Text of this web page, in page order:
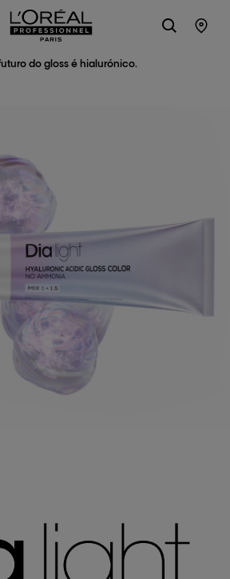
Paris
do gloss é hialurónico.